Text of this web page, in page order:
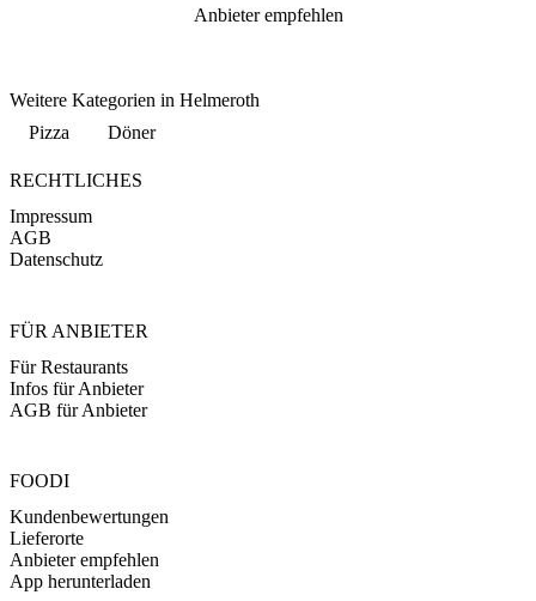
Anbieter empfehlen
Weitere Kategorien in Helmeroth
Pizza
Döner
RECHTLICHES
Impressum
AGB
Datenschutz
FÜR ANBIETER
Für Restaurants
Infos für Anbieter
AGB für Anbieter
FOODI
Kundenbewertungen
Lieferorte
Anbieter empfehlen
App herunterladen